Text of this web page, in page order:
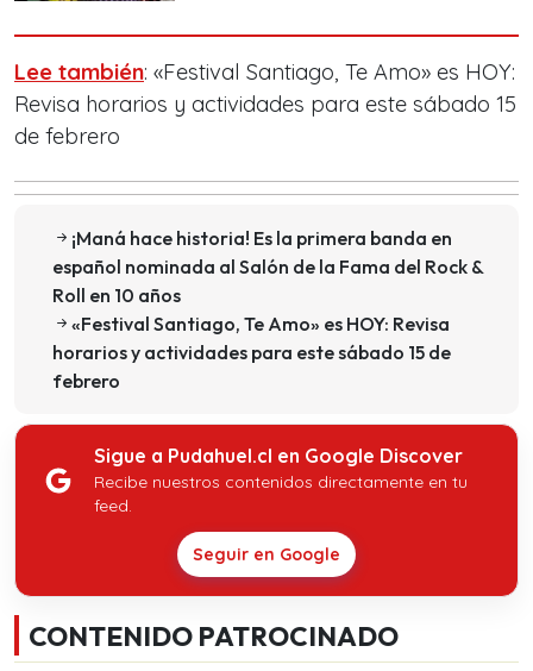
Lee también: «Festival Santiago, Te Amo» es HOY:
Revisa horarios y actividades para este sábado 15
de febrero
¡Maná hace historia! Es la primera banda en
español nominada al Salón de la Fama del Rock &
Roll en 10 años
«Festival Santiago, Te Amo» es HOY: Revisa
horarios y actividades para este sábado 15 de
febrero
Sigue a Pudahuel.cl en Google Discover
Recibe nuestros contenidos directamente en tu
feed.
Seguir en Google
CONTENIDO PATROCINADO